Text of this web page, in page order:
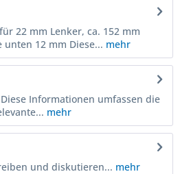
22 mm Lenker, ca. 152 mm
12 mm Diese... mehr
Informationen umfassen die
mehr
und diskutieren... mehr